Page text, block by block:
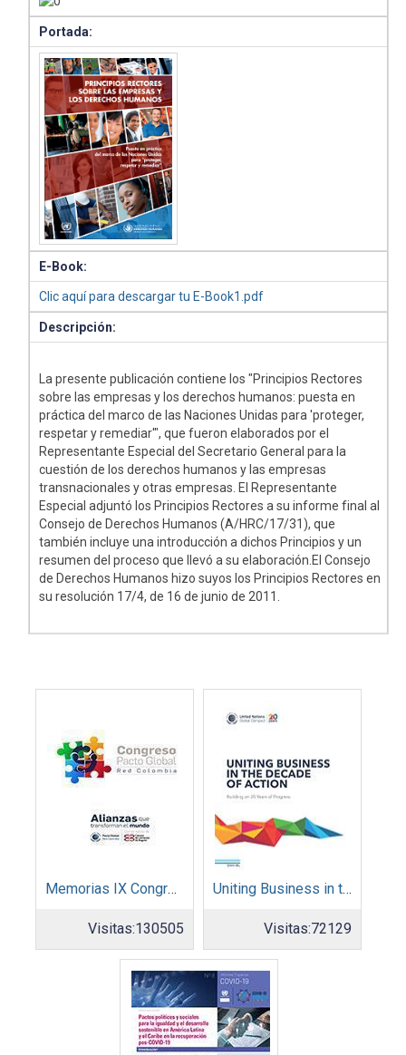
Portada:
E-Book:
Clic aquí para descargar tu E-Book1.pdf
Descripción:
La presente publicación contiene los "Principios Rectores
sobre las empresas y los derechos humanos: puesta en
práctica del marco de las Naciones Unidas para 'proteger,
respetar y remediar'", que fueron elaborados por el
Representante Especial del Secretario General para la
cuestión de los derechos humanos y las empresas
transnacionales y otras empresas. El Representante
Especial adjuntó los Principios Rectores a su informe final al
Consejo de Derechos Humanos (A/HRC/17/31), que
también incluye una introducción a dichos Principios y un
resumen del proceso que llevó a su elaboración.El Consejo
de Derechos Humanos hizo suyos los Principios Rectores en
su resolución 17/4, de 16 de junio de 2011.
Memorias IX Congreso Pacto Global 2019
Visitas:130505
Uniting Business in the Decade of Action
Visitas:72129